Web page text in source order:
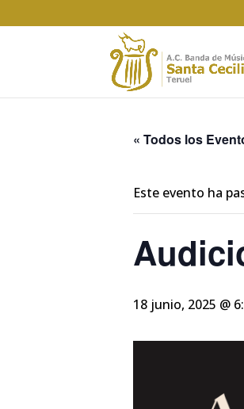
« Todos los
Este evento ha
18 junio, 2025 @